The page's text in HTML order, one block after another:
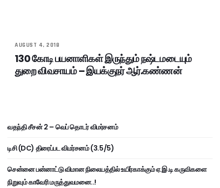
AUGUST 4, 2018
130 கோடி பயனாளிகள் இருந்தும் நஷ்டமடையும்
துறை விவசாயம் – இயக்குநர் ஆர்.கண்ணன்
வதந்தி சீசன் 2 – வெப் தொடர் விமர்சனம்
டிசி (DC) திரைப்பட விமர்சனம் (3.5/5)
சென்னை பன்னாட்டு விமான நிலையத்தில் உயிர்காக்கும் ஏ.இ.டி கருவிகளை
நிறுவும் காவேரி மருத்துவமனை..!